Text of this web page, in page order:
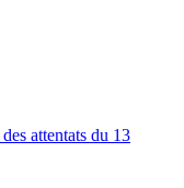
attentats du 13